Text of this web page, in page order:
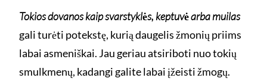
Tokios dovanos kaip svarstyklės, keptuvė arba muilas
gali turėti potekstę, kurią daugelis žmonių priims
labai asmeniškai. Jau geriau atsiriboti nuo tokių
smulkmenų, kadangi galite labai įžeisti žmogų.